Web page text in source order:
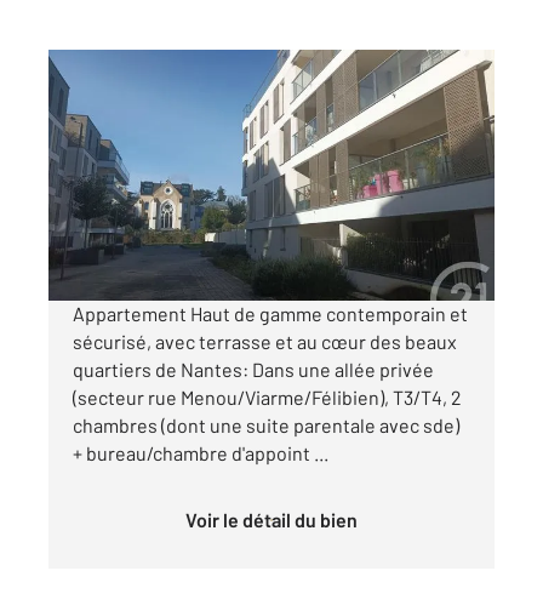
Ref : 1668
Appartement T4 à vendre
440 000 €
Visiter le site dédié
Appartement Haut de gamme contemporain et
sécurisé, avec terrasse et au cœur des beaux
quartiers de Nantes: Dans une allée privée
(secteur rue Menou/Viarme/Félibien), T3/T4, 2
chambres (dont une suite parentale avec sde)
+ bureau/chambre d'appoint ...
Voir le détail du bien